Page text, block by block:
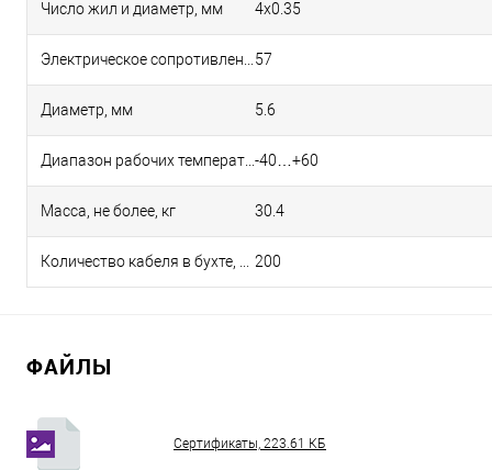
Число жил и диаметр, мм 4х0.35
57
Диаметр, мм 5.6
-40…+60
Масса, не более, кг 30.4
200
ФАЙЛЫ
Сертификаты, 223.61 КБ